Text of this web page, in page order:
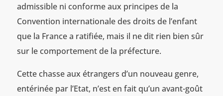
admissible ni conforme aux principes de la
Convention internationale des droits de l’enfant
que la France a ratifiée, mais il ne dit rien bien sûr
sur le comportement de la préfecture.
Cette chasse aux étrangers d’un nouveau genre,
entérinée par l’Etat, n’est en fait qu’un avant-goût